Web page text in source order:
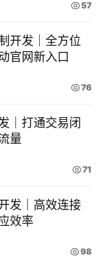
57
开发｜全方位
官网新入口
76
｜打通交易闭
量
71
发｜高效连接
效率
98